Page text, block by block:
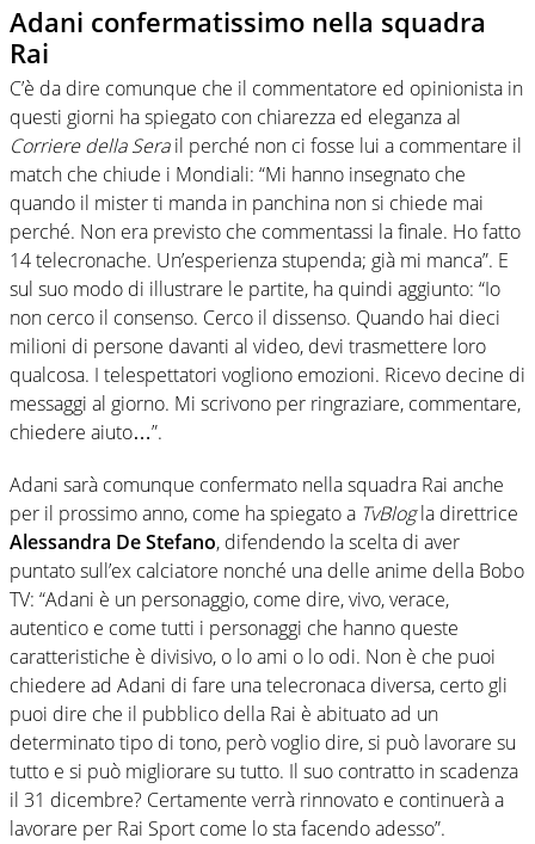
Adani confermatissimo nella squadra
Rai
C’è da dire comunque che il commentatore ed opinionista in
questi giorni ha spiegato con chiarezza ed eleganza al
Corriere della Serail perché non ci fosse lui a commentare il
match che chiude i Mondiali: “Mi hanno insegnato che
quando il mister ti manda in panchina non si chiede mai
perché. Non era previsto che commentassi la finale. Ho fatto
14 telecronache. Un’esperienza stupenda; già mi manca”. E
sul suo modo di illustrare le partite, ha quindi aggiunto: “Io
non cerco il consenso. Cerco il dissenso. Quando hai dieci
milioni di persone davanti al video, devi trasmettere loro
qualcosa. I telespettatori vogliono emozioni. Ricevo decine di
messaggi al giorno. Mi scrivono per ringraziare, commentare,
chiedere aiuto…”.
Adani sarà comunque confermato nella squadra Rai anche
per il prossimo anno, come ha spiegato a TvBlogla direttrice
Alessandra De Stefano, difendendo la scelta di aver
puntato sull’ex calciatore nonché una delle anime della Bobo
TV: “Adani è un personaggio, come dire, vivo, verace,
autentico e come tutti i personaggi che hanno queste
caratteristiche è divisivo, o lo ami o lo odi. Non è che puoi
chiedere ad Adani di fare una telecronaca diversa, certo gli
puoi dire che il pubblico della Rai è abituato ad un
determinato tipo di tono, però voglio dire, si può lavorare su
tutto e si può migliorare su tutto. Il suo contratto in scadenza
il 31 dicembre? Certamente verrà rinnovato e continuerà a
lavorare per Rai Sport come lo sta facendo adesso”.